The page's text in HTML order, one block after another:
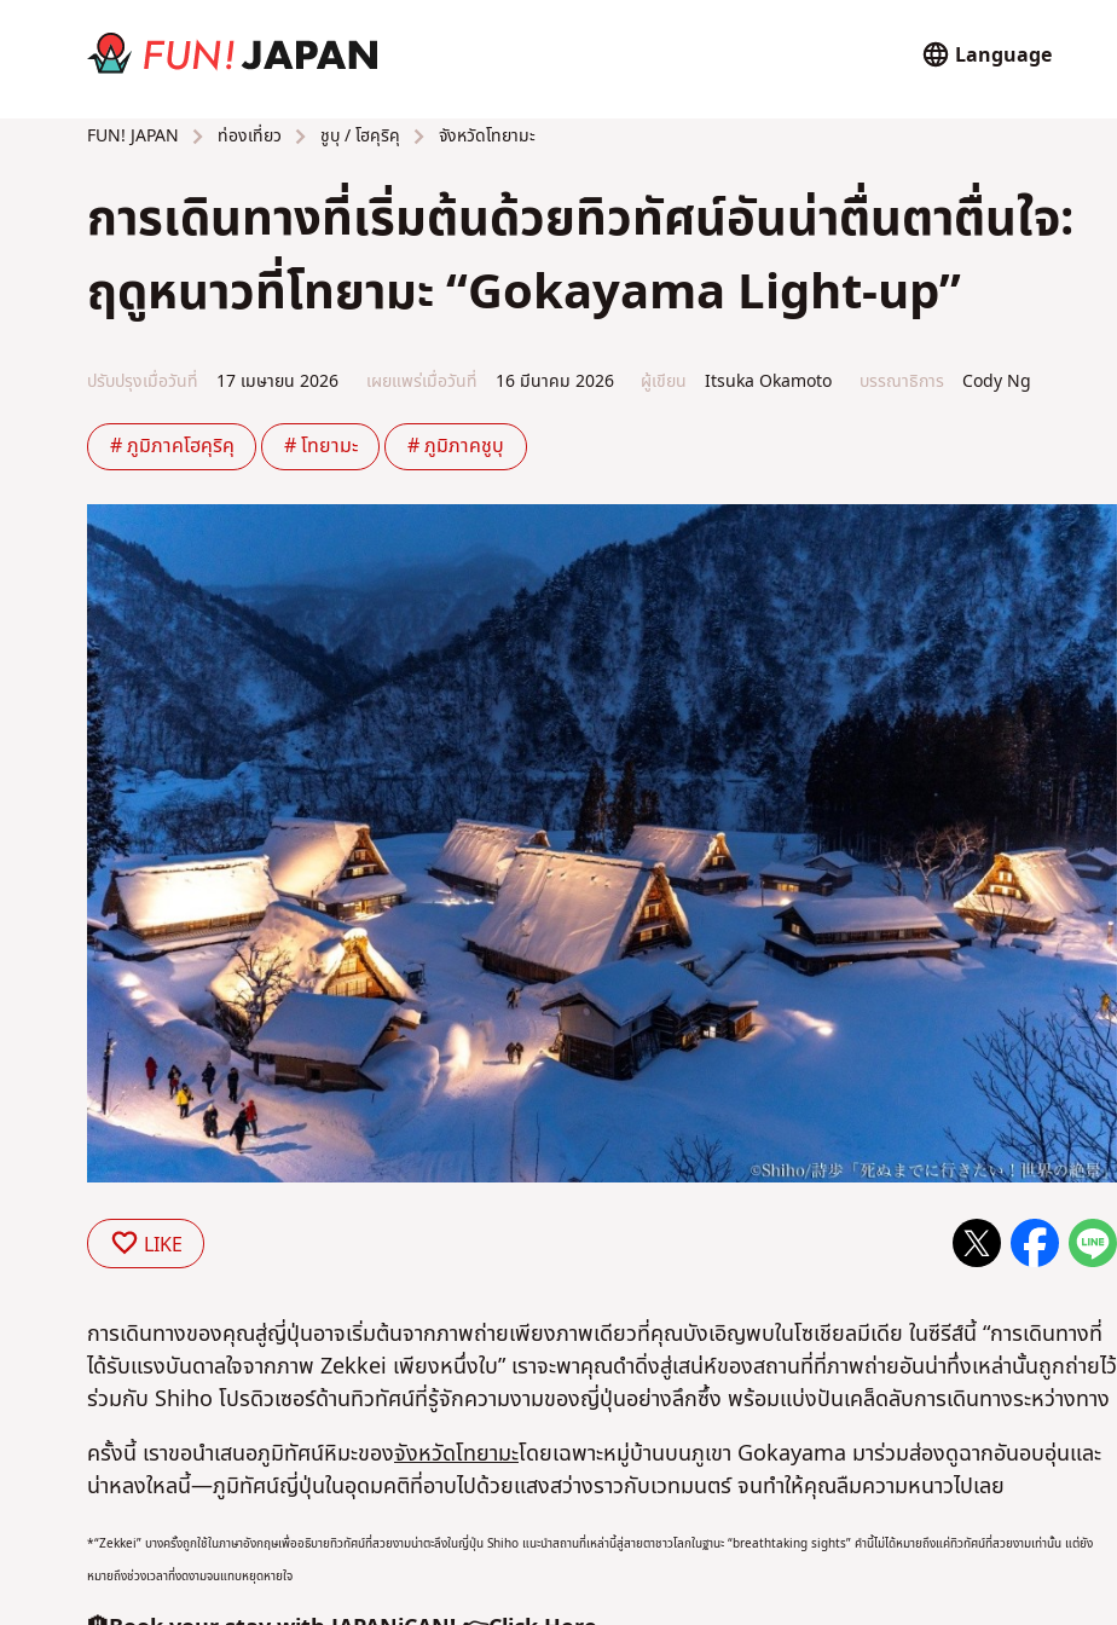
Language
FUN! JAPAN ท่องเที่ยว ชูบุ / โฮคุริคุ จังหวัดโทยามะ
การเดินทางที่เริ่มต้นด้วยทิวทัศน์อันน่าตื่นตาตื่นใจ:
ฤดูหนาวที่โทยามะ “Gokayama Light-up”
ปรับปรุงเมื่อวันที่ 17 เมษายน 2026 เผยแพร่เมื่อวันที่ 16 มีนาคม 2026 ผู้เขียน Itsuka Okamoto บรรณาธิการ Cody Ng
# ภูมิภาคโฮคุริคุ # โทยามะ # ภูมิภาคชูบุ
LIKE
การเดินทางของคุณสู่ญี่ปุ่นอาจเริ่มต้นจากภาพถ่ายเพียงภาพเดียวที่คุณบังเอิญพบในโซเชียลมีเดีย ในซีรีส์นี้ “การเดินทางที่
ได้รับแรงบันดาลใจจากภาพ Zekkei เพียงหนึ่งใบ” เราจะพาคุณดำดิ่งสู่เสน่ห์ของสถานที่ที่ภาพถ่ายอันน่าทึ่งเหล่านั้นถูกถ่ายไว้
ร่วมกับ Shiho โปรดิวเซอร์ด้านทิวทัศน์ที่รู้จักความงามของญี่ปุ่นอย่างลึกซึ้ง พร้อมแบ่งปันเคล็ดลับการเดินทางระหว่างทาง
ครั้งนี้ เราขอนำเสนอภูมิทัศน์หิมะของจังหวัดโทยามะโดยเฉพาะหมู่บ้านบนภูเขา Gokayama มาร่วมส่องดูฉากอันอบอุ่นและ
น่าหลงใหลนี้—ภูมิทัศน์ญี่ปุ่นในอุดมคติที่อาบไปด้วยแสงสว่างราวกับเวทมนตร์ จนทำให้คุณลืมความหนาวไปเลย
*“Zekkei” บางครั้งถูกใช้ในภาษาอังกฤษเพื่ออธิบายทิวทัศน์ที่สวยงามน่าตะลึงในญี่ปุ่น Shiho แนะนำสถานที่เหล่านี้สู่สายตาชาวโลกในฐานะ “breathtaking sights” คำนี้ไม่ได้หมายถึงแค่ทิวทัศน์ที่สวยงามเท่านั้น แต่ยัง
หมายถึงช่วงเวลาที่งดงามจนแทบหยุดหายใจ